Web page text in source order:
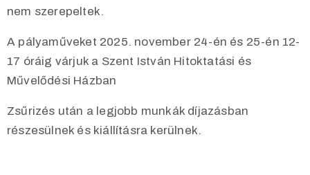
nem szerepeltek.
A pályaműveket 2025. november 24-én és 25-én 12-
17 óráig várjuk a Szent István Hitoktatási és
Művelődési Házban
Zsűrizés után a legjobb munkák díjazásban
részesülnek és kiállításra kerülnek.